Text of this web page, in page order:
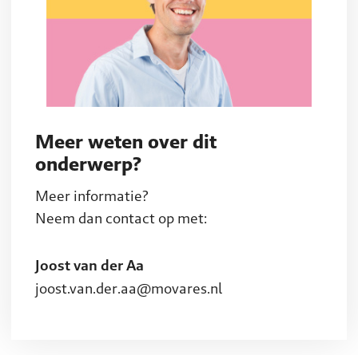
Meer weten over dit
onderwerp?
Meer informatie?
Neem dan contact op met:
Joost van der Aa
joost.van.der.aa@movares.nl